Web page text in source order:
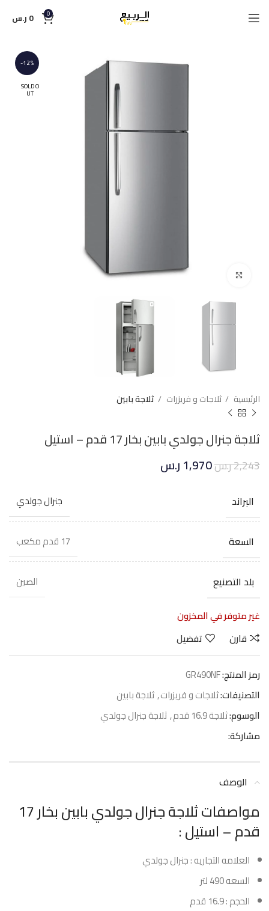
0
0 ر.س
-12%
SOLD O
UT
Click to enlarge
الرئيسية ثلاجات و فريزرات ثلاجة بابين
ثلاجة جنرال جولدي بابين بخار 17 قدم – استيل
2,243ر.س1,970ر.س
البراند جنرال جولدي
السعة 17 قدم مكعب
بلد التصنيع
الصين
غير متوفر في المخزون
قارن
تفضيل
رمز المنتج:GR490NF
التصنيفات:ثلاجات و فريزرات,ثلاجة بابين
الوسوم:ثلاجة 16.9 قدم ,ثلاجة جنرال جولدي
مشاركة:
الوصف
مواصفات ثلاجة جنرال جولدي بابين بخار 17
قدم – استيل :
العلامه التجاريه : جنرال جولدي
السعه 490 لتر
الحجم : 16.9 قدم